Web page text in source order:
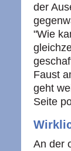
der
"Wie
Faust
geht
Seite
An der